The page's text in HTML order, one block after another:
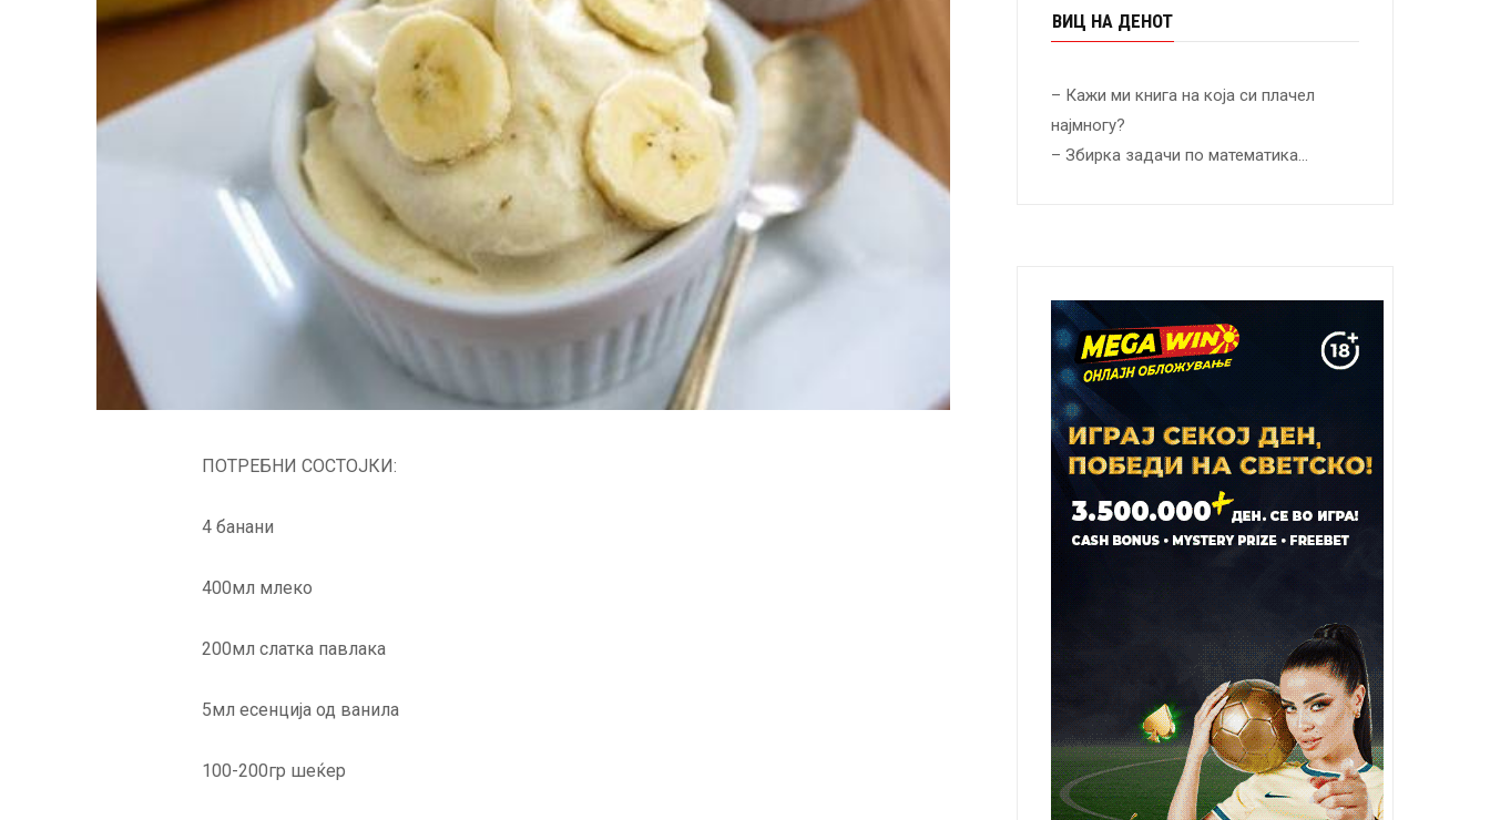
ПОТРЕБНИ СОСТОЈКИ:
4 банани
400мл млеко
200мл слатка павлака
5мл есенција од ванила
100-200гр шеќер
ВИЦ НА ДЕНОТ
– Кажи ми книга на која си плачел
најмногу?
– Збирка задачи по математика…